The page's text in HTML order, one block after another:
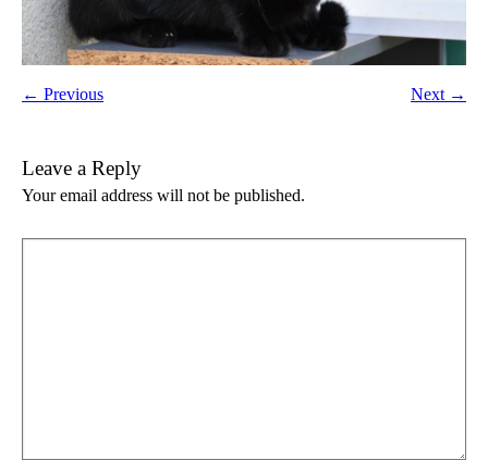
← Previous Next →
Leave a Reply
Your email address will not be published.